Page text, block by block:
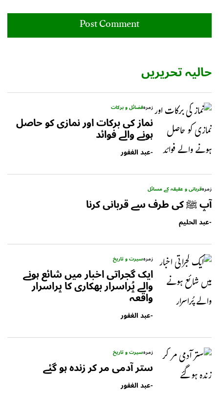
حالیہ تحریریں
زمرہفضائل و برکات
نماز کی برکات اور نمازی کو حاصل
ہونے والے فوائد
-عبد الغفور
زمرہقربانی و عقیقہ کے مسائل
آپ ﷺ کی طرف سے قربانی کرنا
-عبد الحلیم
زمرہسیرت و تاریخ
ایک گجراتی اخبار میں شائع ہونے
والے پُراسرار بھکاری کا پراسرار
واقعہ
-عبد الغفور
زمرہسیرت و تاریخ
ستر آدمی مر کر زندہ ہو گئے
-عبد الغفور